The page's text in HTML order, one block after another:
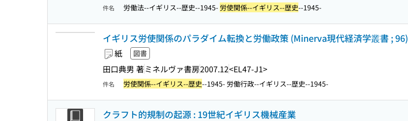
件名 労働法--イギリス--歴史--1945- 労使関係--イギリス--歴史--1945-
イギリス労使関係のパラダイム転換と労働政策 (Minerva現代経済学叢書 ; 96)
紙 図書
田口典男 著ミネルヴァ書房2007.12<EL47-J1>
件名 労使関係--イギリス--歴史--1945- 労働行政--イギリス--歴史--1945-
クラフト的規制の起源 : 19世紀イギリス機械産業